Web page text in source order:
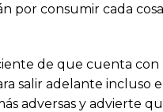
por consumir cada
de que cuenta con
salir adelante incluso
adversas y advierte